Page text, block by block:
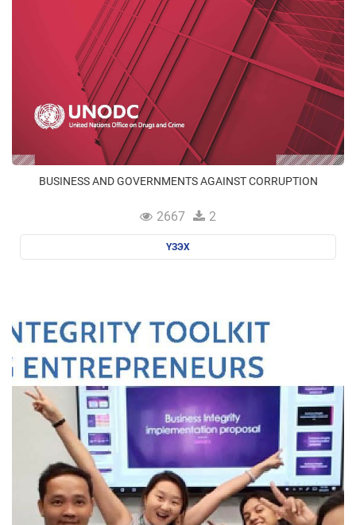
BUSINESS AND GOVERNMENTS AGAINST CORRUPTION
2667 2
ҮЗЭХ